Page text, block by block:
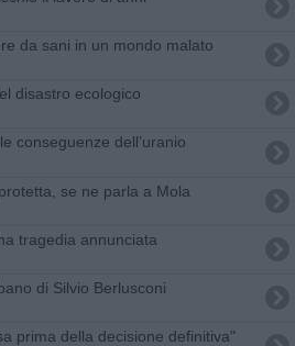
da sani in un mondo malato
disastro ecologico
conseguenze dell’uranio
se ne parla a Mola
tragedia annunciata
di Silvio Berlusconi
prima della decisione definitiva"